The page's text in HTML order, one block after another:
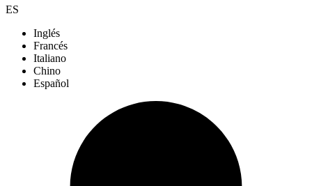
ES
Inglés
Francés
Italiano
Chino
Español